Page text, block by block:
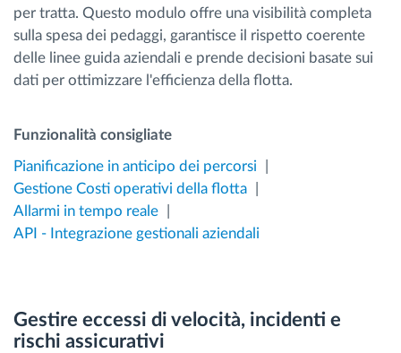
per tratta. Questo modulo offre una visibilità completa
sulla spesa dei pedaggi, garantisce il rispetto coerente
delle linee guida aziendali e prende decisioni basate sui
dati per ottimizzare l'efficienza della flotta.
Funzionalità consigliate
Pianificazione in anticipo dei percorsi
Gestione Costi operativi della flotta
Allarmi in tempo reale
API - Integrazione gestionali aziendali
Gestire eccessi di velocità, incidenti e
rischi assicurativi